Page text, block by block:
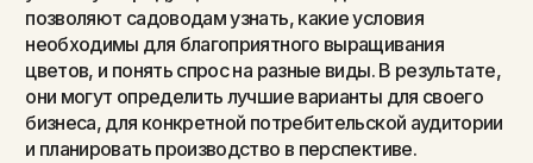
позволяют садоводам узнать, какие условия
необходимы для благоприятного выращивания
цветов, и понять спрос на разные виды. В результате,
они могут определить лучшие варианты для своего
бизнеса, для конкретной потребительской аудитории
и планировать производство в перспективе.